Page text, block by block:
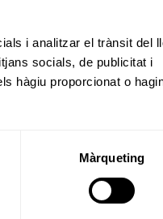
i analitzar el trànsit del
socials, de publicitat i
hàgiu proporcionat o
Màrqueting
Club de Golf
i Fills 2020,